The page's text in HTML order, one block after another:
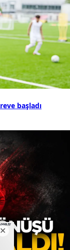
başladı